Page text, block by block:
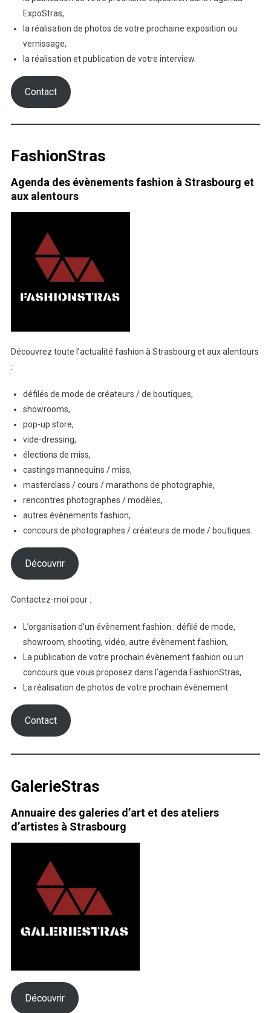
ExpoStras,
la réalisation de photos de votre prochaine exposition ou
vernissage,
la réalisation et publication de votre interview.
Contact
FashionStras
Agenda des évènements fashion à Strasbourg et
aux alentours
Découvrez toute l’actualité fashion à Strasbourg et aux alentours
:
défilés de mode de créateurs / de boutiques,
showrooms,
pop-up store,
vide-dressing,
élections de miss,
castings mannequins / miss,
masterclass / cours / marathons de photographie,
rencontres photographes / modèles,
autres évènements fashion,
concours de photographes / créateurs de mode / boutiques.
Découvrir
Contactez-moi pour :
L’organisation d’un évènement fashion : défilé de mode,
showroom, shooting, vidéo, autre évènement fashion,
La publication de votre prochain évènement fashion ou un
concours que vous proposez dans l’agenda FashionStras,
La réalisation de photos de votre prochain évènement.
Contact
GalerieStras
Annuaire des galeries d’art et des ateliers
d’artistes à Strasbourg
Découvrir